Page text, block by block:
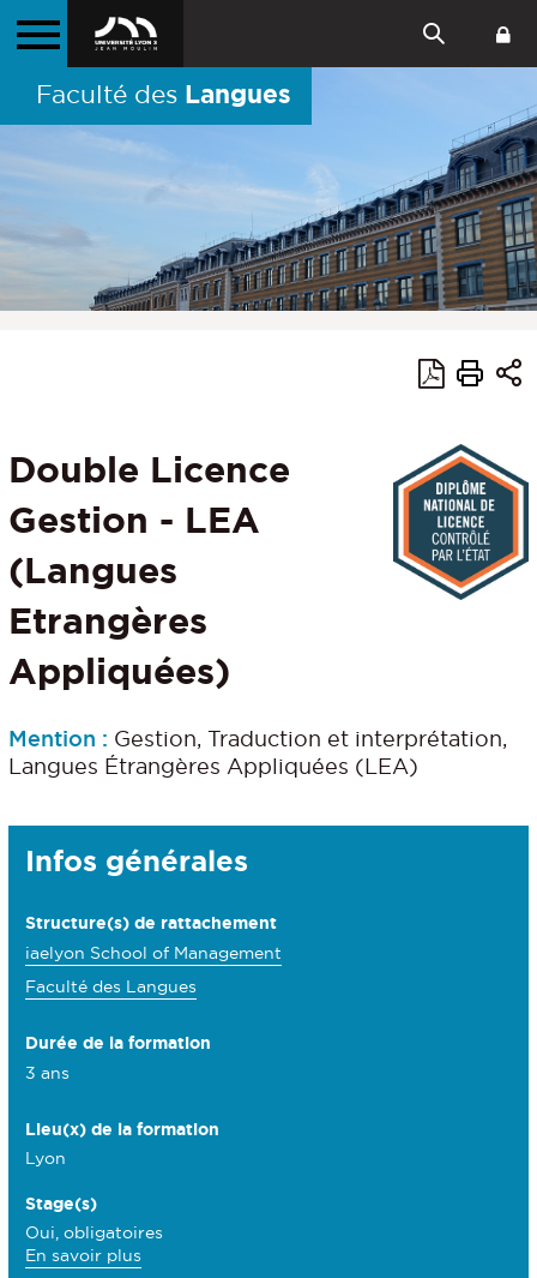
Faculté des Langues
Double Licence
Gestion - LEA
(Langues
Etrangères
Appliquées)
Mention : Gestion, Traduction et interprétation,
Langues Étrangères Appliquées (LEA)
Détails
Infos générales
Structure(s) de rattachement
iaelyon School of Management
Faculté des Langues
Durée de la formation
3 ans
Lieu(x) de la formation
Lyon
Stage(s)
Oui, obligatoires
En savoir plus